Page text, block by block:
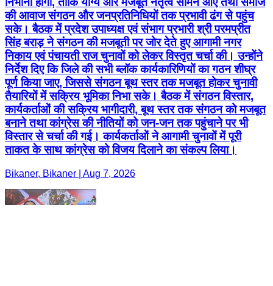
की आवाज संगठन और जनप्रतिनिधियों तक प्रभावी ढंग से पहुंच
सके। बैठक में प्रदेश उपाध्यक्ष एवं संभाग प्रभारी श्री परमप्रीत
सिंह बराड़ ने संगठन की मजबूती पर जोर देते हुए आगामी नगर
निकाय एवं पंचायती राज चुनावों को लेकर विस्तृत चर्चा की। उन्होंने
निर्देश दिए कि जिले की सभी ब्लॉक कार्यकारिणियों का गठन शीघ्र
पूर्ण किया जाए, जिससे संगठन बूथ स्तर तक मजबूत होकर चुनावी
तैयारियों में सक्रिय भूमिका निभा सके। बैठक में संगठन विस्तार,
कार्यकर्ताओं की सक्रिय भागीदारी, बूथ स्तर तक संगठन को मजबूत
बनाने तथा कांग्रेस की नीतियों को जन-जन तक पहुंचाने पर भी
विस्तार से चर्चा की गई। कार्यकर्ताओं ने आगामी चुनावों में पूरी
ताकत के साथ कांग्रेस को विजय दिलाने का संकल्प लिया।
Bikaner, Bikaner | Aug 7, 2026